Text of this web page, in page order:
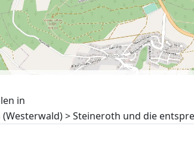
in
> Steineroth und die